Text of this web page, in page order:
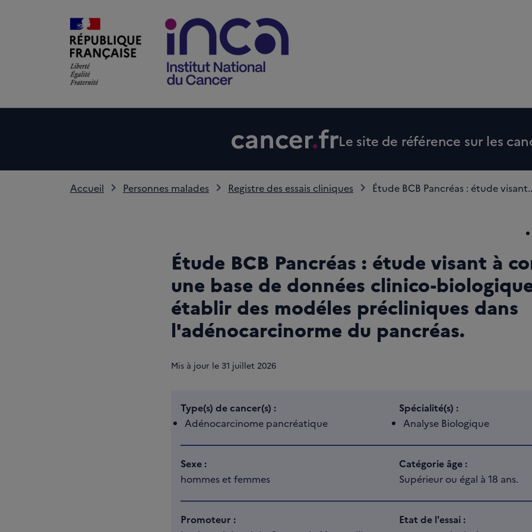
Le site de référence sur les
Accueil Personnes malades Registre des essais cliniques Étude BCB Pancréas : étude
Étude BCB Pancréas : étude visant à
une base de données clinico-
établir des modéles précliniques dans
l'adénocarcinorme du pancréas.
Mis à jour le 31 juillet 2026
Type(s) de cancer(s) :
Adénocarcinome pancréatique
Spécialité(s) :
Analyse Biologique
Sexe :
hommes et femmes
Catégorie âge :
Supérieur ou égal à 18 ans.
Promoteur :
Etat de l'essai :